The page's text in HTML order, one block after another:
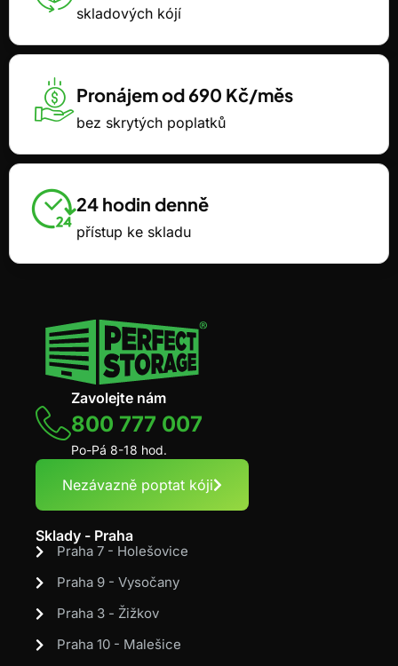
skladových kójí
Pronájem od 690 Kč/měs
bez skrytých poplatků
24 hodin denně
přístup ke skladu
Zavolejte nám
800 777 007
Po-Pá 8-18 hod.
Nezávazně poptat kóji
Sklady - Praha
Praha 7 - Holešovice
Praha 9 - Vysočany
Praha 3 - Žižkov
Praha 10 - Malešice